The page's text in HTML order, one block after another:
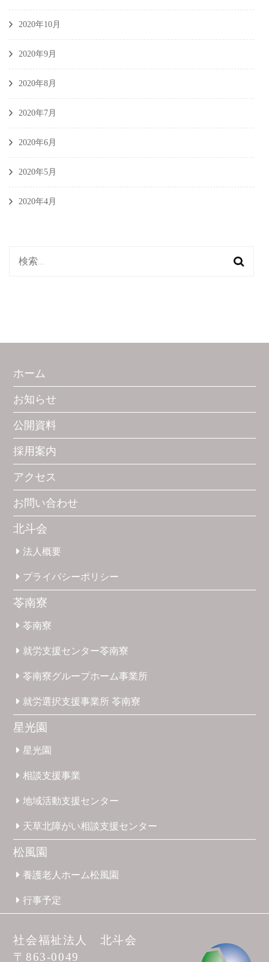
2020年10月
2020年9月
2020年8月
2020年7月
2020年6月
2020年5月
2020年4月
検
ホーム
お知らせ
公開資料
採用案内
アクセス
お問い合わせ
北斗会
法人概要
プライバシーポリシー
苓南寮
苓南寮
就労支援センター苓南寮
苓南寮グループホーム事業所
就労選択支援事業所苓南寮
星光園
星光園
相談支援事業
地域活動支援センター
天草北障がい相談支援センター
松風園
養護老人ホーム松風園
行事予定
社会福祉法人 北斗会
〒863-0049